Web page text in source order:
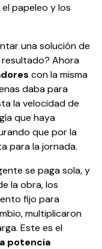
papeleo y los
una solución de
resultado? Ahora
con la misma
daba para
la velocidad de
que haya
que por la
para la jornada.
se paga sola, y
la obra, los
fijo para
multiplicaron
Este es el
potencia